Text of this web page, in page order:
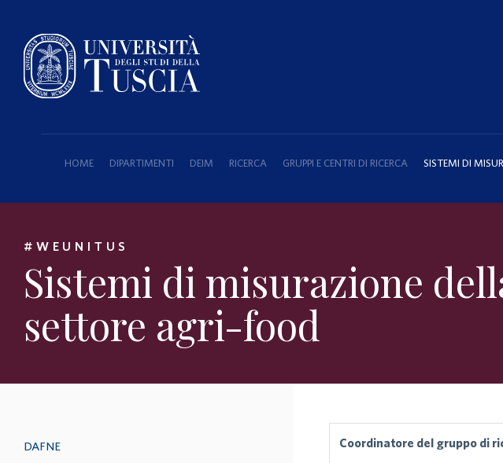
HOME DIPARTIMENTI DEIM RICERCA GRUPPI E CENTRI DI RICERCA SISTEMI DI
#WEUNITUS
Sistemi di misurazione
settore agri-food
DAFNE Coordinatore del gruppo di